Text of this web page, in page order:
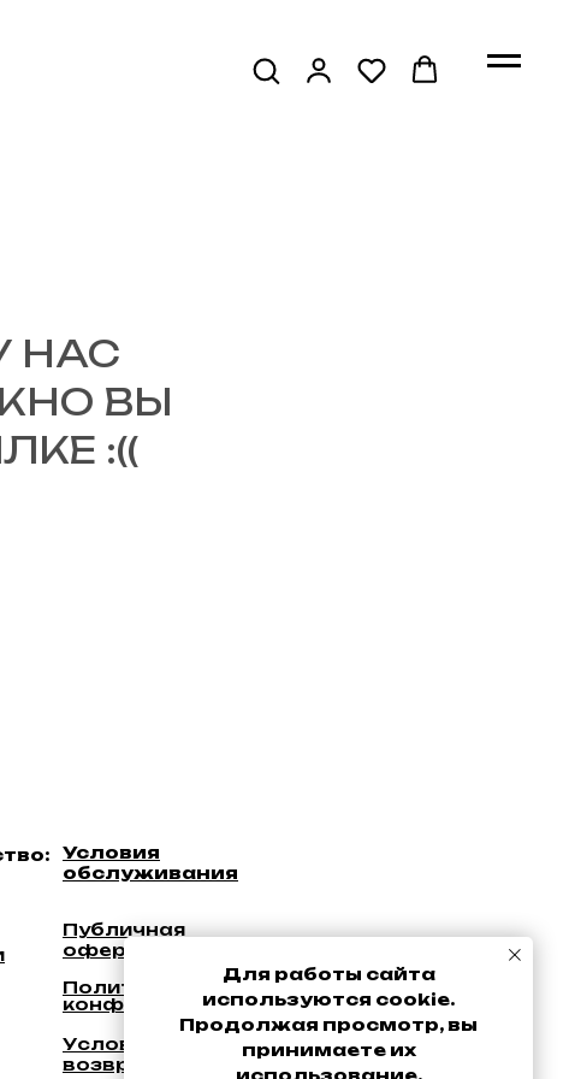
НАС
ВЫ
:((
Для работы сайта
используются cookie.
Продолжая просмотр, вы
принимаете их
Условия
обслуживания
Публичная
оферта
Политика
конфиденциальности
Уcловия
возврата